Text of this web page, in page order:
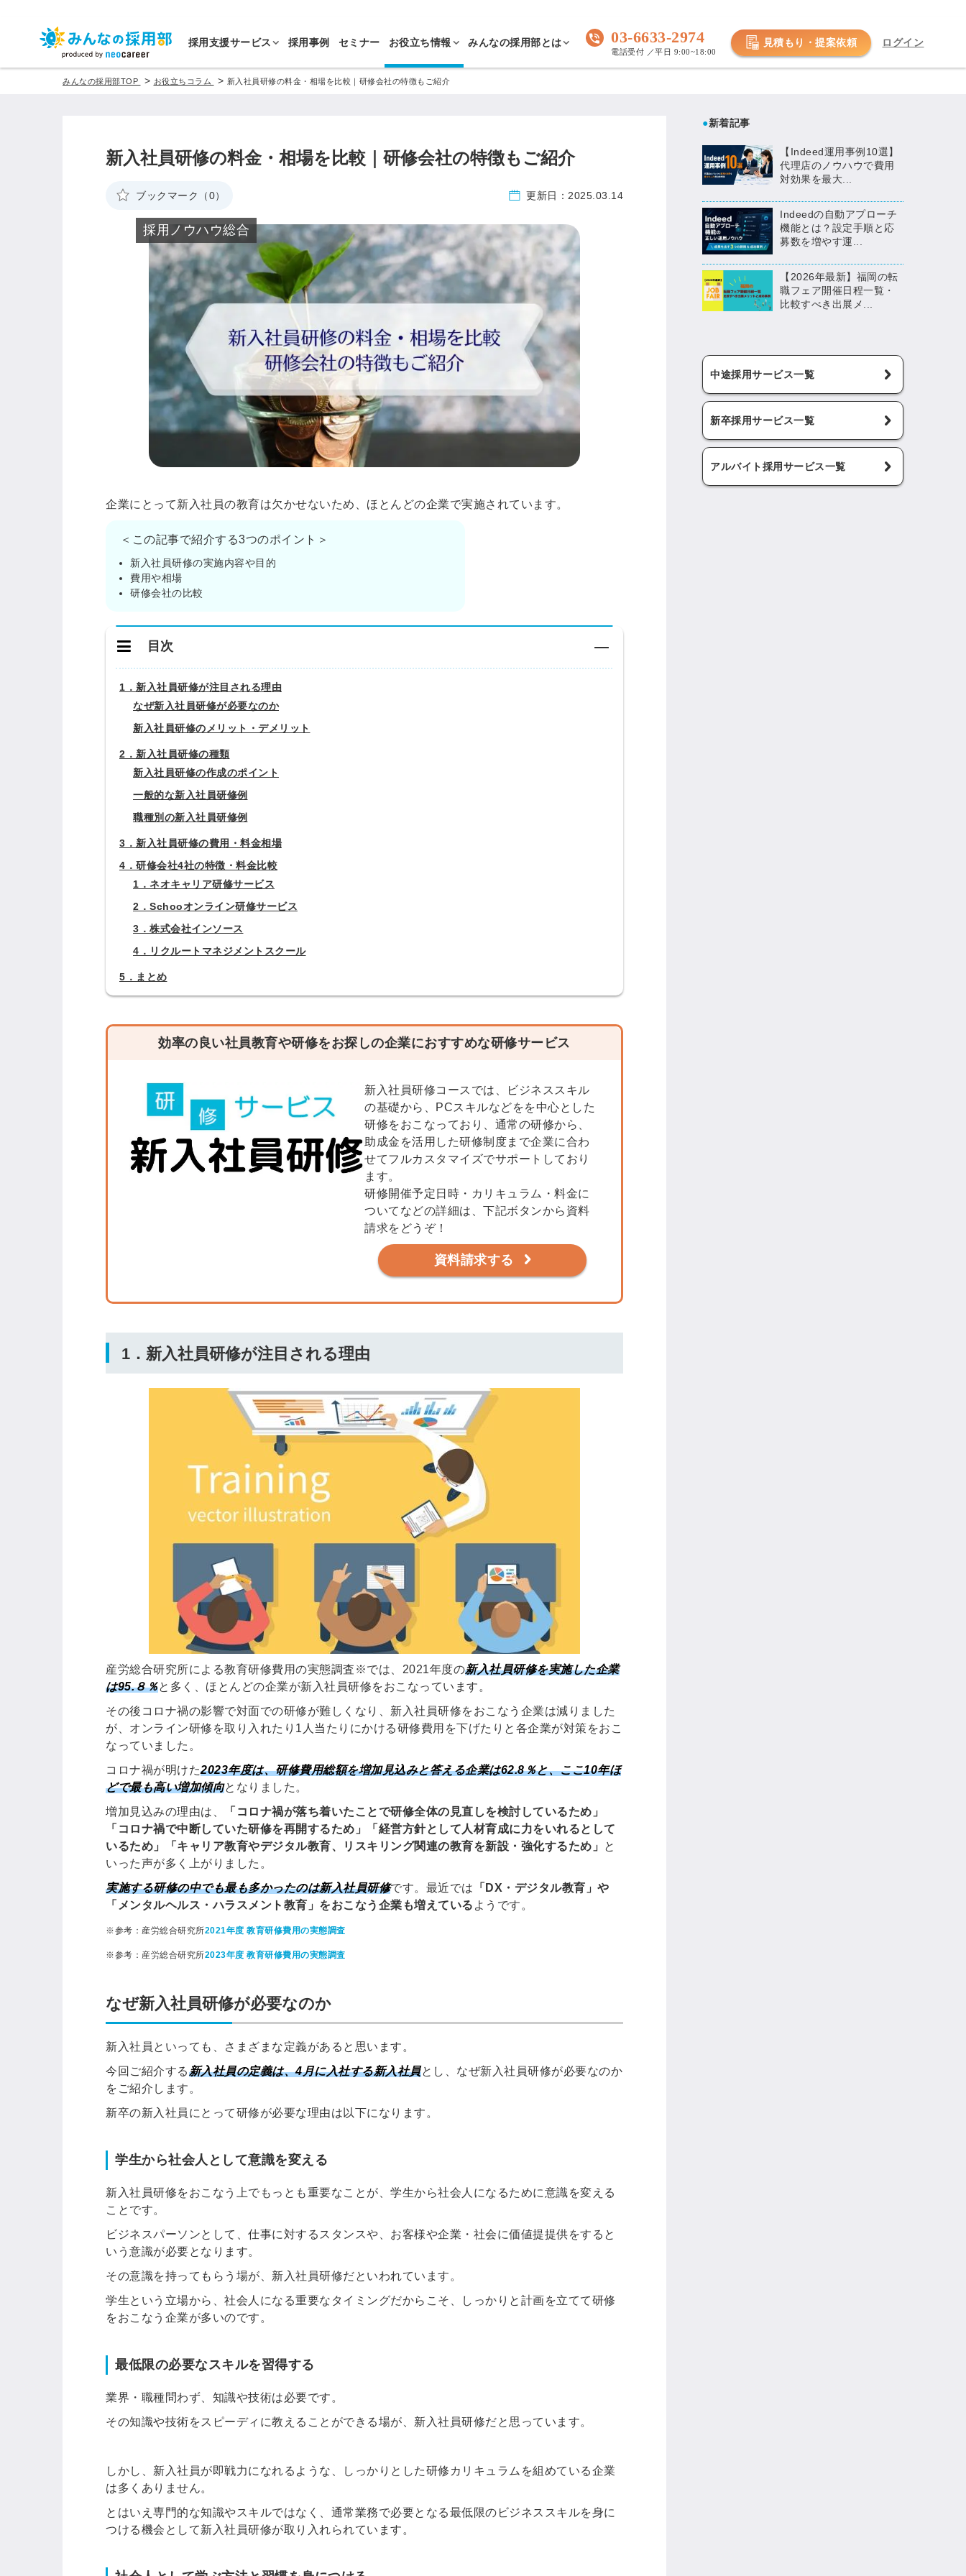
採用支援サービス 採用事例 セミナー お役立ち情報 みんなの採用部とは 03-6633-2974
電話受付 ／平日 9:00~18:00
見積もり・提案依頼 ログイン
みんなの採用部TOP > お役立ちコラム > 新入社員研修の料金・相場を比較｜研修会社の特徴もご紹介
新入社員研修の料金・相場を比較｜研修会社の特徴もご紹介
ブックマーク（0） 更新日： 2025.03.14
採用ノウハウ総合
企業にとって新入社員の教育は欠かせないため、ほとんどの企業で実施されています。
＜この記事で紹介する3つのポイント＞
新入社員研修の実施内容や目的
費用や相場
研修会社の比較
目次
1．新入社員研修が注目される理由
なぜ新入社員研修が必要なのか
新入社員研修のメリット・デメリット
2．新入社員研修の種類
新入社員研修の作成のポイント
一般的な新入社員研修例
職種別の新入社員研修例
3．新入社員研修の費用・料金相場
4．研修会社4社の特徴・料金比較
1．ネオキャリア研修サービス
2．Schooオンライン研修サービス
3．株式会社インソース
4．リクルートマネジメントスクール
5．まとめ
効率の良い社員教育や研修をお探しの企業におすすめな研修サービス
新入社員研修コースでは、ビジネススキル
の基礎から、PCスキルなどをを中心とした
研修をおこなっており、通常の研修から、
助成金を活用した研修制度まで企業に合わ
せてフルカスタマイズでサポートしており
ます。
研修開催予定日時・カリキュラム・料金に
ついてなどの詳細は、下記ボタンから資料
請求をどうぞ！
資料請求する
1．新入社員研修が注目される理由
産労総合研究所による教育研修費用の実態調査 ※では、2021年度の新入社員研修を実施した企業
は95.８％と多く、ほとんどの企業が新入社員研修をおこなっています。
その後コロナ禍の影響で対面での研修が難しくなり、新入社員研修をおこなう企業は減りました
が、オンライン研修を取り入れたり1人当たりにかける研修費用を下げたりと各企業が対策をおこ
なっていました。
コロナ禍が明けた2023年度は、研修費用総額を増加見込みと答える企業は62.8％と、ここ10年ほ
どで最も高い増加傾向となりました。
増加見込みの理由は、
「コロナ禍が落ち着いたことで研修全体の見直しを検討しているため」
「コロナ禍で中断していた研修を再開するため」「経営方針として人材育成に力をいれるとして
いるため」「キャリア教育やデジタル教育、リスキリング関連の教育を新設・強化するため」
と
いった声が多く上がりました。
実施する研修の中でも最も多かったのは新入社員研修です。最近では 「DX・デジタル教育」や
「メンタルヘルス・ハラスメント教育」をおこなう企業も増えている ようです。
※参考：産労総合研究所2021年度 教育研修費用の実態調査
※参考：産労総合研究所2023年度 教育研修費用の実態調査
なぜ新入社員研修が必要なのか
新入社員といっても、さまざまな定義があると思います。
今回ご紹介する新入社員の定義は、4月に入社する新入社員とし、なぜ新入社員研修が必要なのか
をご紹介します。
新卒の新入社員にとって研修が必要な理由は以下になります。
学生から社会人として意識を変える
新入社員研修をおこなう上でもっとも重要なことが、学生から社会人になるために意識を変える
ことです。
ビジネスパーソンとして、仕事に対するスタンスや、お客様や企業・社会に価値提提供をすると
いう意識が必要となります。
その意識を持ってもらう場が、新入社員研修だといわれています。
学生という立場から、社会人になる重要なタイミングだからこそ、しっかりと計画を立てて研修
をおこなう企業が多いのです。
最低限の必要なスキルを習得する
業界・職種問わず、知識や技術は必要です。
その知識や技術をスピーディに教えることができる場が、新入社員研修だと思っています。
しかし、新入社員が即戦力になれるような、しっかりとした研修カリキュラムを組めている企業
は多くありません。
とはいえ専門的な知識やスキルではなく、通常業務で必要となる最低限のビジネススキルを身に
つける機会として新入社員研修が取り入れられています。
●新着記事
【Indeed運用事例10選】
代理店のノウハウで費用
対効果を最大...
Indeedの自動アプローチ
機能とは？設定手順と応
募数を増やす運...
【2026年最新】福岡の転
職フェア開催日程一覧・
比較すべき出展メ...
中途採用サービス一覧
新卒採用サービス一覧
アルバイト採用サービス一覧
ログイン
るにはログインが必要です。
ログイン
する
パスワードをお忘れですか？
他サービスIDでログイン
みんなの採用部があなたの許可
簡単10
秒！無料
メールアドレス
※ログインIDとなり
個人情報
の取り扱いについて
同意のうえ
登
録
す
る
他サービスIDで登録
なたの許可なく投稿
することはありませ
ん
採用課題
をともに
「採用パ
が届く
採用にまつわ
る独自の調査
レポートが届
く
決、新しい採
用の取り組み
たインタビュ
る
「自社の採用をよ
という経営者や採
用担当者様のお役
に立てる情報を発